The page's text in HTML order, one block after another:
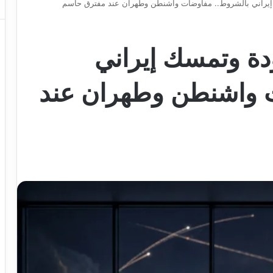
بالشروط.. مفاوضات واشنطن وطهران عند مفترق حاسم
وتمسك إيراني
واشنطن وطهران عند